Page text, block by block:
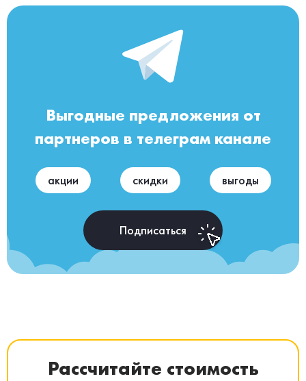
Выгодные предложения от
партнеров в телеграм канале
акции скидки выгоды
Подписаться
Рассчитайте стоимость